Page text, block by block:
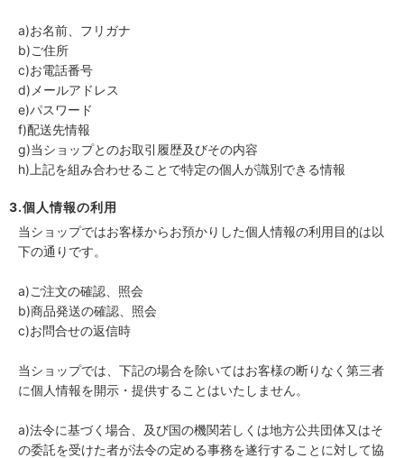
a)お名前、フリガナ
b)ご住所
c)お電話番号
d)メールアドレス
e)パスワード
f)配送先情報
g)当ショップとのお取引履歴及びその内容
h)上記を組み合わせることで特定の個人が識別できる情報
3.個人情報の利用
当ショップではお客様からお預かりした個人情報の利用目的は以
下の通りです。
a)ご注文の確認、照会
b)商品発送の確認、照会
c)お問合せの返信時
当ショップでは、下記の場合を除いてはお客様の断りなく第三者
に個人情報を開示・提供することはいたしません。
a)法令に基づく場合、及び国の機関若しくは地方公共団体又はそ
の委託を受けた者が法令の定める事務を遂行することに対して協